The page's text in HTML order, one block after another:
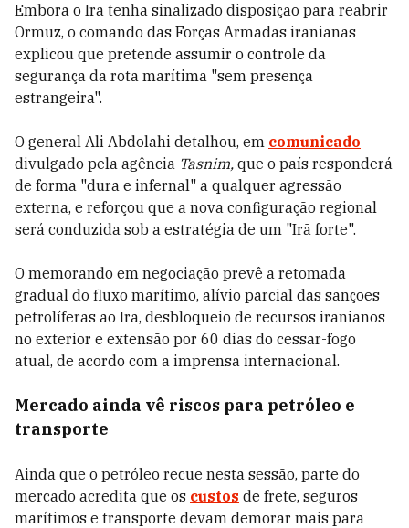
Embora o Irã tenha sinalizado disposição para reabrir
Ormuz, o comando das Forças Armadas iranianas
explicou que pretende assumir o controle da
segurança da rota marítima "sem presença
estrangeira".
O general Ali Abdolahi detalhou, em comunicado
divulgado pela agência Tasnim, que o país responderá
de forma "dura e infernal" a qualquer agressão
externa, e reforçou que a nova configuração regional
será conduzida sob a estratégia de um "Irã forte".
O memorando em negociação prevê a retomada
gradual do fluxo marítimo, alívio parcial das sanções
petrolíferas ao Irã, desbloqueio de recursos iranianos
no exterior e extensão por 60 dias do cessar-fogo
atual, de acordo com a imprensa internacional.
Mercado ainda vê riscos para petróleo e
transporte
Ainda que o petróleo recue nesta sessão, parte do
mercado acredita que os custos de frete, seguros
marítimos e transporte devam demorar mais para